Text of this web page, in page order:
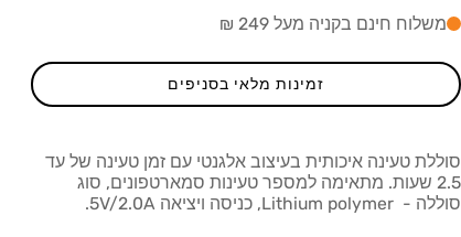
מ-מטען
נייד
Miracase
5000mAh
נייד
Miracase
MPBM5000
5000mAh
משלוח חינם בקניה מעל 249 ₪
זמינות מלאי בסניפים
סוללת טעינה איכותית בעיצוב אלגנטי עם זמן טעינה של עד
2.5 שעות. מתאימה למספר טעינות סמארטפונים, סוג
סוללה - Lithium polymer, כניסה ויציאה 5V/2.0A.